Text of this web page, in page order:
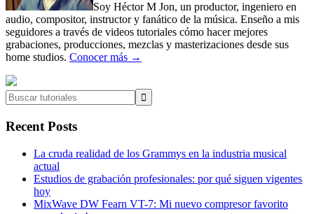
Soy Héctor M Jon, un productor, ingeniero en
audio, compositor, instructor y fanático de la música. Enseño a mis
seguidores a través de videos tutoriales cómo hacer mejores
grabaciones, producciones, mezclas y masterizaciones desde sus
home studios. Conocer más →
Buscar
tutoriales
Recent Posts
La cruda realidad de los Grammys en la industria musical
actual
Estudios de grabación profesionales: por qué siguen vigentes
hoy
MixWave DW Fearn VT-7: Mi nuevo compresor favorito